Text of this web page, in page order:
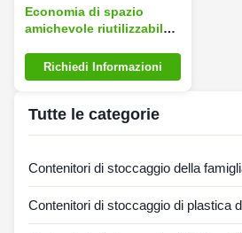
Economia di spazio
amichevole riutilizzabile
del canestro di
lavanderia di griglia del
Richiedi Informazioni
Tutte le categorie
Contenitori di stoccaggio della
Contenitori di stoccaggio di plastica